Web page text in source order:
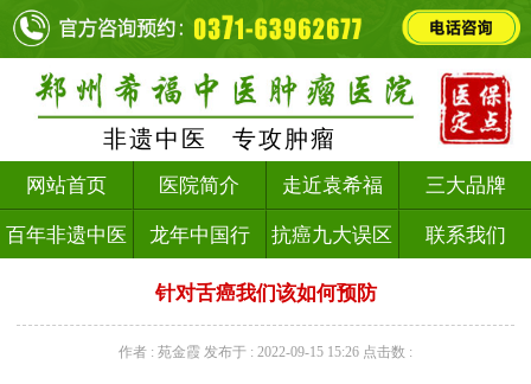
非遗中医 专攻肿瘤
网站首页 医院简介 走近袁希福 三大品牌
百年非遗中医 龙年中国行 抗癌九大误区 联系我们
针对舌癌我们该如何预防
作者 : 苑金霞 发布于 : 2022-09-15 15:26 点击数 :